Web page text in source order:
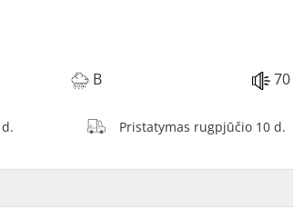
B 70
Pristatymas rugpjūčio 10 d.